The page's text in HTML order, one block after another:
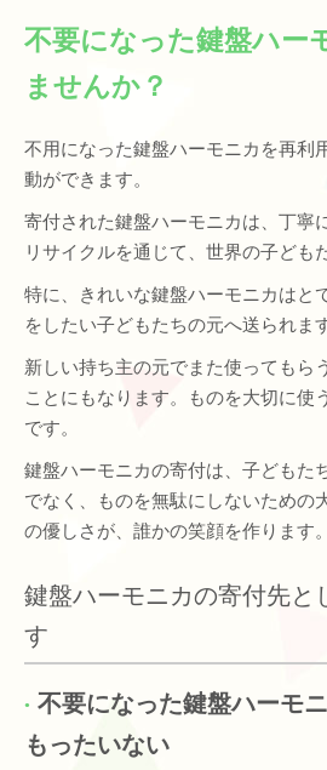
不要になった鍵盤ハー
ませんか？
不用になった鍵盤ハーモニカを再利
動ができます。
寄付された鍵盤ハーモニカは、丁寧
リサイクルを通じて、世界の子ども
特に、きれいな鍵盤ハーモニカはと
をしたい子どもたちの元へ送られます
新しい持ち主の元でまた使ってもら
ことにもなります。ものを大切に使
です。
鍵盤ハーモニカの寄付は、子どもた
でなく、ものを無駄にしないための
の優しさが、誰かの笑顔を作ります。
鍵盤ハーモニカの寄付先と
す
不要になった鍵盤ハーモ
もったいない